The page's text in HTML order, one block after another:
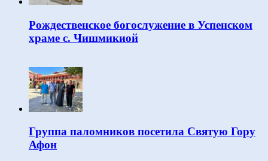
Рождественское богослужение в Успенском
храме с. Чишмикиой
Группа паломников посетила Святую Гору
Афон